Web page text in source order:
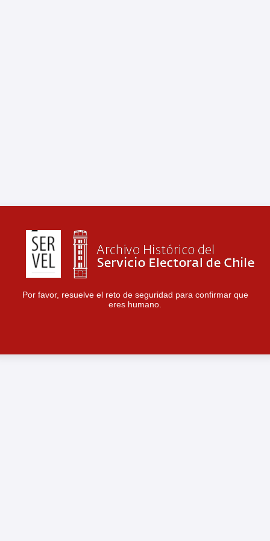
Por favor, resuelve el reto de seguridad para confirmar que
eres humano.